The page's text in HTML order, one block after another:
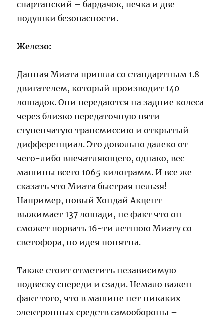
спартанский – бардачок, печка и две
подушки безопасности.
Железо:
Данная Миата пришла со стандартным 1.8
двигателем, который производит 140
лошадок. Они передаются на задние колеса
через близко передаточную пяти
ступенчатую трансмиссию и открытый
дифференциал. Это довольно далеко от
чего-либо впечатляющего, однако, вес
машины всего 1065 килограмм. И все же
сказать что Миата быстрая нельзя!
Например, новый Хондай Акцент
выжимает 137 лошади, не факт что он
сможет порвать 16-ти летнюю Миату со
светофора, но идея понятна.
Также стоит отметить независимую
подвеску спереди и сзади. Немало важен
факт того, что в машине нет никаких
электронных средств самообороны –